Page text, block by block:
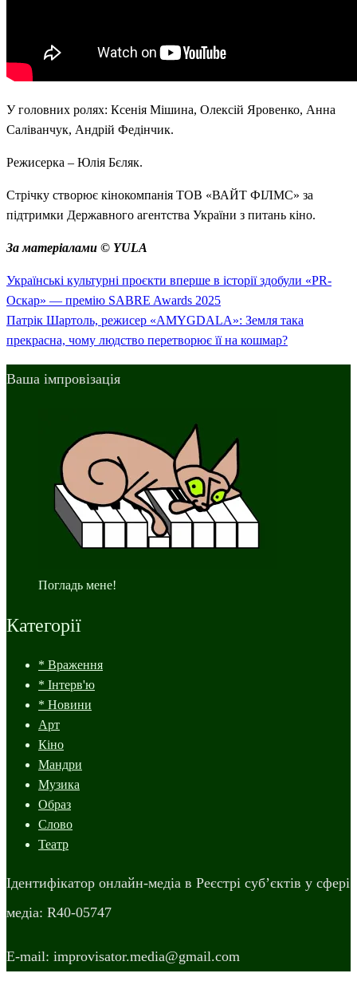
У головних ролях: Ксенія Мішина, Олексій Яровенко, Анна
Саліванчук, Андрій Федінчик.
Режисерка – Юлія Бєляк.
Стрічку створює кінокомпанія ТОВ «ВАЙТ ФІЛМС» за
підтримки Державного агентства України з питань кіно.
За матеріалами © YULA
Навігація
записів
Previous
Post
Українські культурні проєкти вперше в історії здобули «PR-
Оскар» — премію SABRE Awards 2025
Next
Post
Патрік Шартоль, режисер «AMYGDALA»: Земля така
прекрасна, чому людство перетворює її на кошмар?
Ваша імпровізація
Погладь мене!
Категорії
* Враження
* Інтерв'ю
* Новини
Арт
Кіно
Мандри
Музика
Образ
Слово
Театр
Ідентифікатор онлайн-медіа в Реєстрі суб’єктів у сфері
медіа: R40-05747
E-mail: improvisator.media@gmail.com